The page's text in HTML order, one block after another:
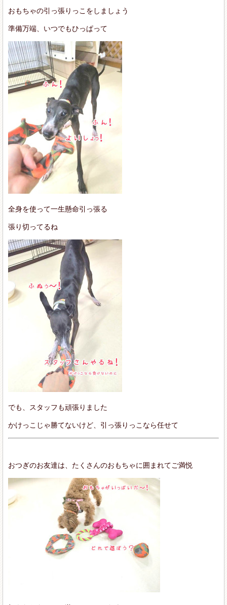
おもちゃの引っ張りっこをしましょう
準備万端、いつでもひっぱって
全身を使って一生懸命引っ張る
張り切ってるね
でも、スタッフも頑張りました
かけっこじゃ勝てないけど、引っ張りっこなら任せて
おつぎのお友達は、たくさんのおもちゃに囲まれてご満悦